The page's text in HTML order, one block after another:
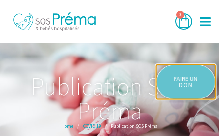
0
Publication SOS
Préma
Home COVID 19 Publication SOS Préma
FAIRE UN
DON